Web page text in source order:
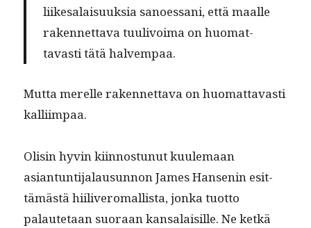
liike­salaisuuk­sia sanoes­sani, että maalle
raken­net­ta­va tuulivoima on huo­mat­
tavasti tätä halvempaa.
Mut­ta merelle raken­net­ta­va on huo­mat­tavasti
kalliimpaa.
Olisin hyvin kiin­nos­tunut kuule­maan
asiantun­ti­jalausun­non James Hans­enin esit­
tämästä hiiliv­ero­ma­llista, jon­ka tuot­to
palaute­taan suo­raan kansalaisille. Ne ketkä